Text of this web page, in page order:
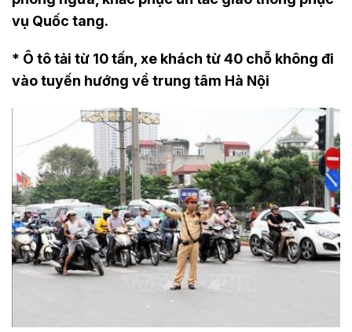
vụ Quốc tang.
* Ô tô tải từ 10 tấn, xe khách từ 40 chỗ không đi
vào tuyến hướng về trung tâm Hà Nội